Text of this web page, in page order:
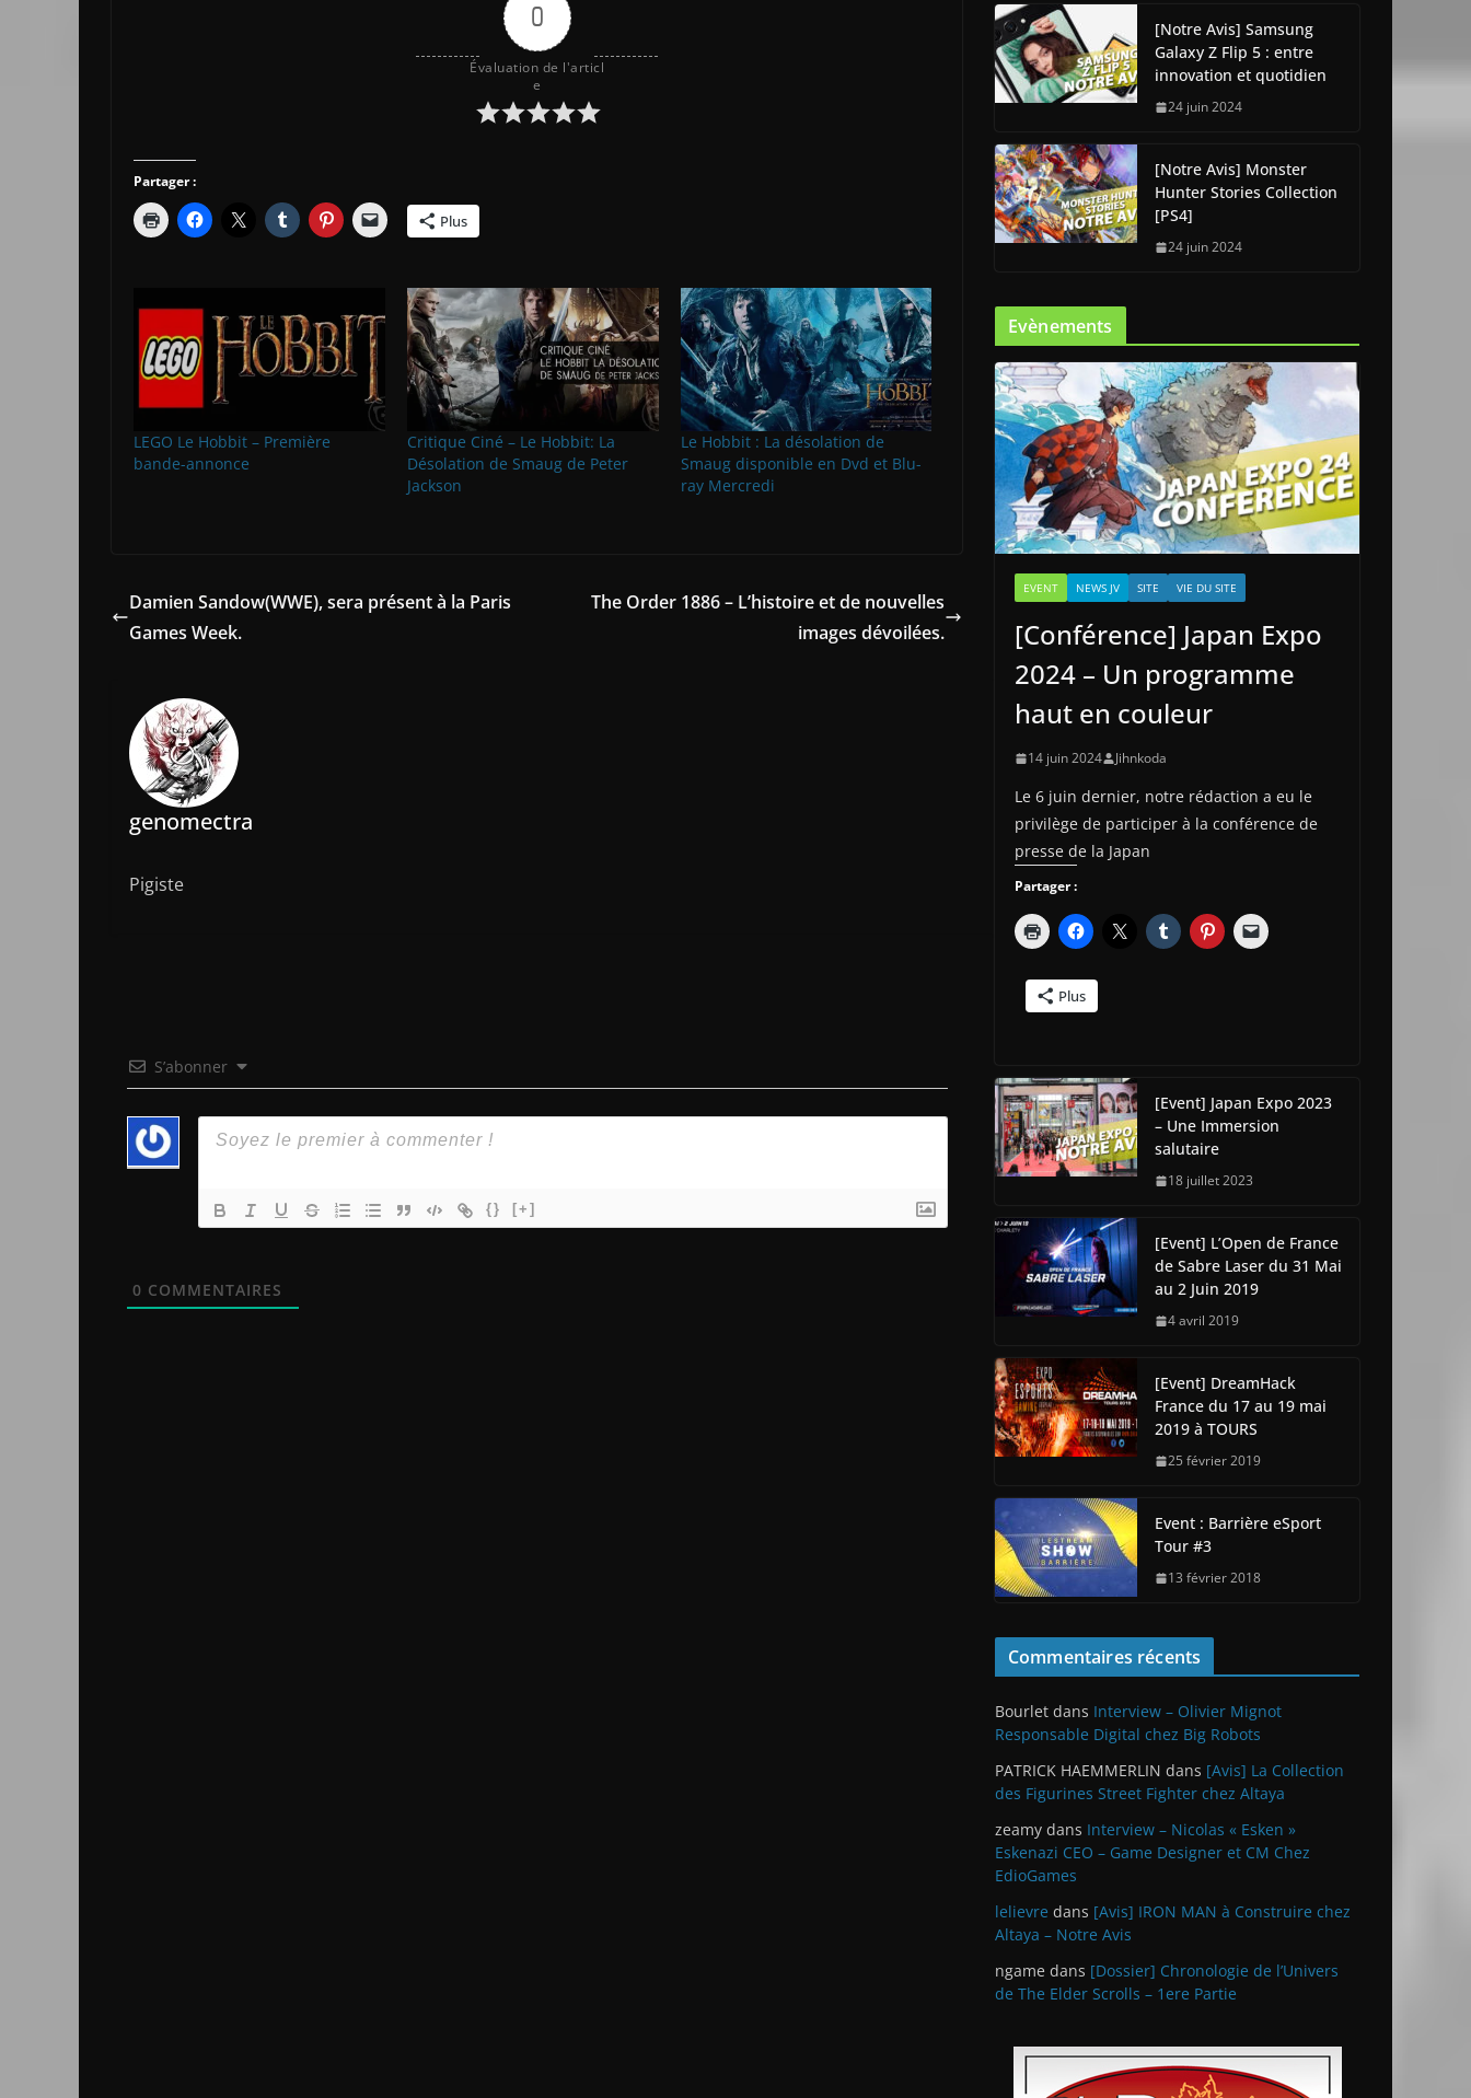
0
Évaluation de l'articl
e
Partager :
Plus
LEGO Le Hobbit – Première
bande-annonce
Critique Ciné – Le Hobbit: La
Désolation de Smaug de Peter
Jackson
Le Hobbit : La désolation de
Smaug disponible en Dvd et Blu-
ray Mercredi
Damien Sandow(WWE), sera présent à la Paris
Games Week.
The Order 1886 – L’histoire et de nouvelles
images dévoilées.
genomectra
Pigiste
S’abonner
{} [+]
0 COMMENTAIRES
[Notre Avis] Samsung
Galaxy Z Flip 5 : entre
innovation et quotidien
24 juin 2024
[Notre Avis] Monster
Hunter Stories Collection
[PS4]
24 juin 2024
Evènements
EVENT NEWS JV SITE VIE DU SITE
[Conférence] Japan Expo
2024 – Un programme
haut en couleur
14 juin 2024 Jihnkoda
Le 6 juin dernier, notre rédaction a eu le
privilège de participer à la conférence de
presse de la Japan
Partager :
Plus
[Event] Japan Expo 2023
– Une Immersion
salutaire
18 juillet 2023
[Event] L’Open de France
de Sabre Laser du 31 Mai
au 2 Juin 2019
4 avril 2019
[Event] DreamHack
France du 17 au 19 mai
2019 à TOURS
25 février 2019
Event : Barrière eSport
Tour #3
13 février 2018
Commentaires récents
Bourlet dans Interview – Olivier Mignot
Responsable Digital chez Big Robots
PATRICK HAEMMERLIN dans [Avis] La Collection
des Figurines Street Fighter chez Altaya
zeamy dans Interview – Nicolas « Esken »
Eskenazi CEO – Game Designer et CM Chez
EdioGames
lelievre dans [Avis] IRON MAN à Construire chez
Altaya – Notre Avis
ngame dans [Dossier] Chronologie de l’Univers
de The Elder Scrolls – 1ere Partie